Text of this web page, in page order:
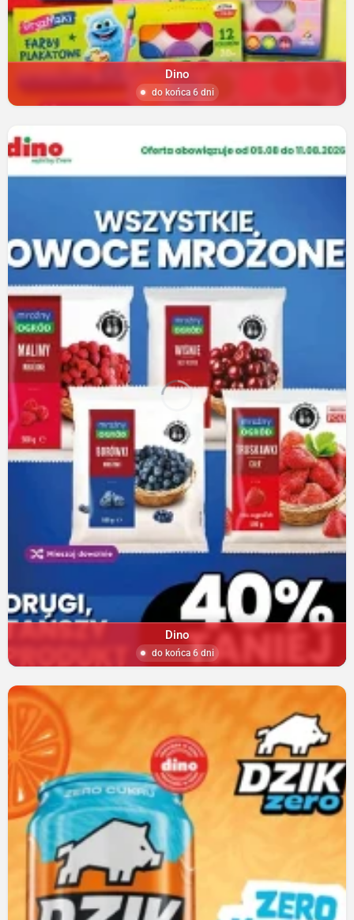
Dino
do końca 6 dni
Dino
do końca 6 dni